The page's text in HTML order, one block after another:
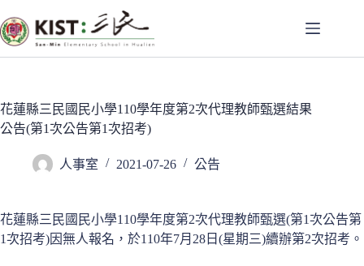
至
主
容
花蓮縣三民國民小學110學年度第2次代理教師甄選結果
公告(第1次公告第1次招考)
人事室 2021-07-26 公告
花蓮縣三民國民小學110學年度第2次代理教師甄選(第1次公告第
1次招考)因無人報名，於110年7月28日(星期三)續辦第2次招考。